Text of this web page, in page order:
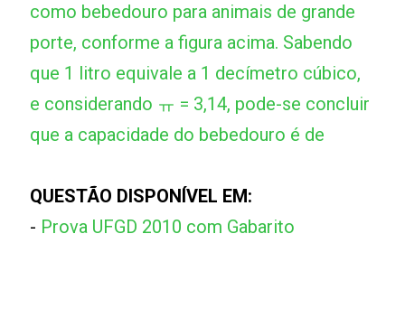
como bebedouro para animais de grande
porte, conforme a figura acima. Sabendo
que 1 litro equivale a 1 decímetro cúbico,
e considerando ㅠ = 3,14, pode-se concluir
que a capacidade do bebedouro é de
QUESTÃO DISPONÍVEL EM:
- Prova UFGD 2010 com Gabarito